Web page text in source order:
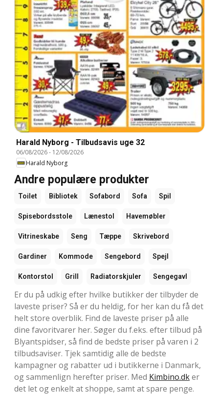
Harald Nyborg - Tilbudsavis uge 32
06/08/2026- 12/08/2026
Harald Nyborg
Andre populære produkter
Toilet Bibliotek Sofabord Sofa Spil
Spisebordsstole Lænestol Havemøbler
Vitrineskabe Seng Tæppe Skrivebord
Gardiner Kommode Sengebord Spejl
Kontorstol Grill Radiatorskjuler Sengegavl
Er du på udkig efter hvilke butikker der tilbyder de
laveste priser? Så er du heldig, for her kan du få det
helt store overblik. Find de laveste priser på alle
dine favoritvarer her. Søger du f.eks. efter tilbud på
Blyantspidser, så find de bedste priser på varen i 2
tilbudsaviser. Tjek samtidig alle de bedste
kampagner og rabatter ud i butikkerne i Danmark,
og sammenlign herefter priser. Med Kimbino.dker
det let og enkelt at shoppe, samt at spare penge.